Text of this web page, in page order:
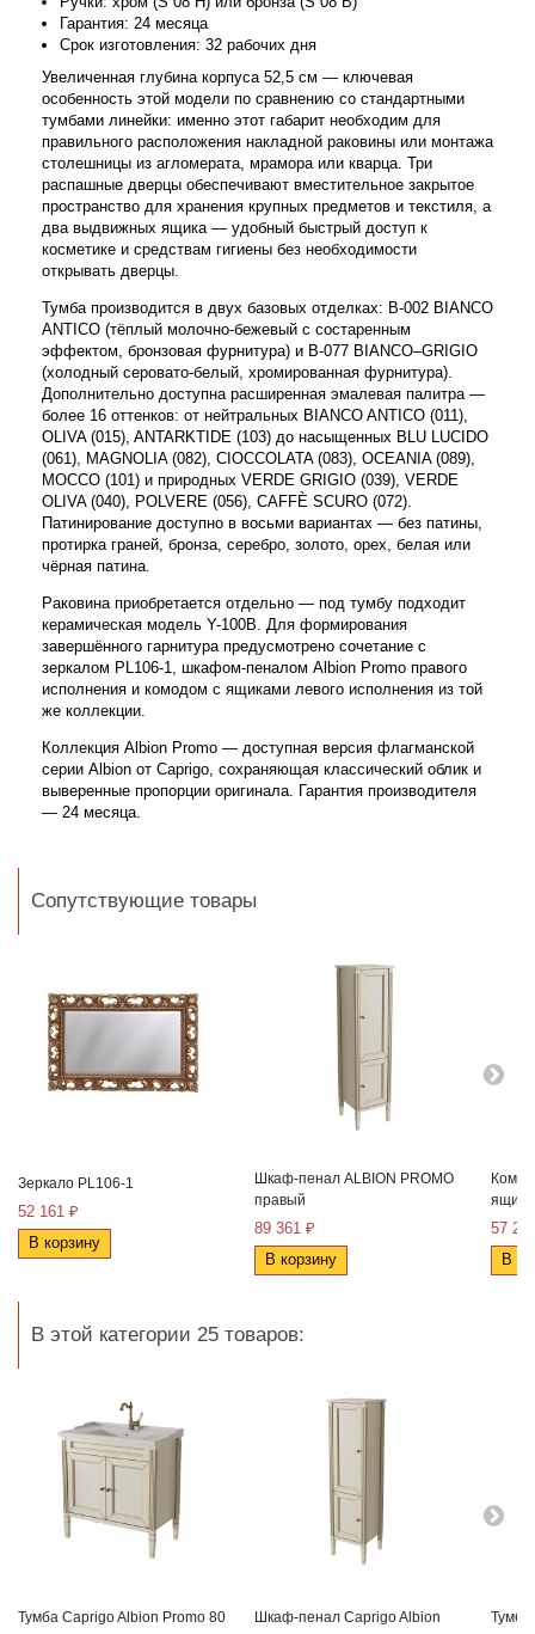
Гарантия: 24 месяца
Срок изготовления: 32 рабочих дня
Увеличенная глубина корпуса 52,5 см — ключевая
особенность этой модели по сравнению со стандартными
тумбами линейки: именно этот габарит необходим для
правильного расположения накладной раковины или монтажа
столешницы из агломерата, мрамора или кварца. Три
распашные дверцы обеспечивают вместительное закрытое
пространство для хранения крупных предметов и текстиля, а
два выдвижных ящика — удобный быстрый доступ к
косметике и средствам гигиены без необходимости
открывать дверцы.
Тумба производится в двух базовых отделках: B-002 BIANCO
ANTICO (тёплый молочно-бежевый с состаренным
эффектом, бронзовая фурнитура) и B-077 BIANCO–GRIGIO
(холодный серовато-белый, хромированная фурнитура).
Дополнительно доступна расширенная эмалевая палитра —
более 16 оттенков: от нейтральных BIANCO ANTICO (011),
OLIVA (015), ANTARKTIDE (103) до насыщенных BLU LUCIDO
(061), MAGNOLIA (082), CIOCCOLATA (083), OCEANIA (089),
MOCCO (101) и природных VERDE GRIGIO (039), VERDE
OLIVA (040), POLVERE (056), CAFFÈ SCURO (072).
Патинирование доступно в восьми вариантах — без патины,
протирка граней, бронза, серебро, золото, орех, белая или
чёрная патина.
Раковина приобретается отдельно — под тумбу подходит
керамическая модель Y-100B. Для формирования
завершённого гарнитура предусмотрено сочетание с
зеркалом PL106-1, шкафом-пеналом Albion Promo правого
исполнения и комодом с ящиками левого исполнения из той
же коллекции.
Коллекция Albion Promo — доступная версия флагманской
серии Albion от Caprigo, сохраняющая классический облик и
выверенные пропорции оригинала. Гарантия производителя
— 24 месяца.
Сопутствующие товары
Зеркало PL106-1
52 161 ₽
В корзину
Шкаф-пенал ALBION PROMO
правый
89 361 ₽
В корзину
Комод
57
В
В этой категории 25 товаров:
Тумба Caprigo Albion Promo 80
Шкаф-пенал Caprigo Albion
Тумба